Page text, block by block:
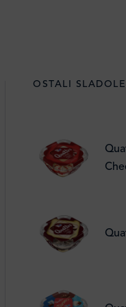
OSTALI